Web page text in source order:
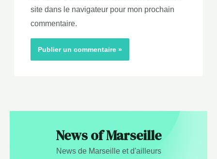
site dans le navigateur pour mon prochain
commentaire.
News of Marseille
News de Marseille et d'ailleurs